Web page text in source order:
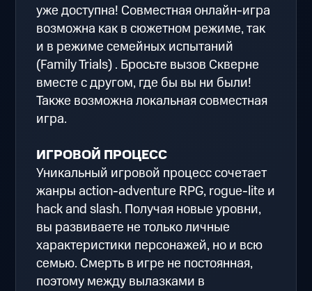
уже доступна! Совместная онлайн-игра
возможна как в сюжетном режиме, так
и в режиме семейных испытаний
(Family Trials) . Бросьте вызов Скверне
вместе с другом, где бы вы ни были!
Также возможна локальная совместная
игра.
ИГРОВОЙ ПРОЦЕСС
Уникальный игровой процесс сочетает
жанры action-adventure RPG, rogue-lite и
hack and slash. Получая новые уровни,
вы развиваете не только личные
характеристики персонажей, но и всю
семью. Смерть в игре не постоянная,
поэтому между вылазками в